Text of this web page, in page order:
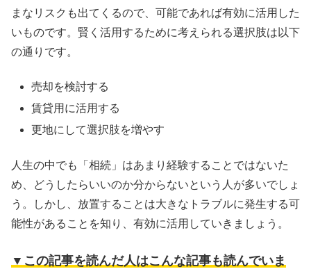
まなリスクも出てくるので、可能であれば有効に活用した
いものです。賢く活用するために考えられる選択肢は以下
の通りです。
売却を検討する
賃貸用に活用する
更地にして選択肢を増やす
人生の中でも「相続」はあまり経験することではないた
め、どうしたらいいのか分からないという人が多いでしょ
う。しかし、放置することは大きなトラブルに発生する可
能性があることを知り、有効に活用していきましょう。
▼この記事を読んだ人はこんな記事も読んでいま